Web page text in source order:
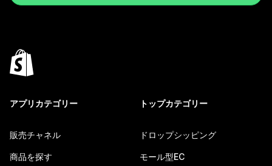
アプリカテゴリー
販売チャネル
商品を探す
トップカテゴリー
ドロップシッピング
モール型EC